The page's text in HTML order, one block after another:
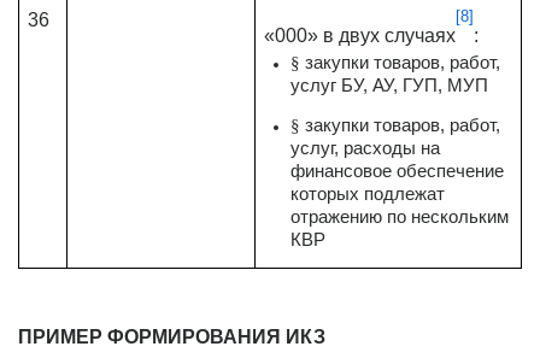
36
«000» в двух случаях
[8]
:
§закупки товаров, работ,
услуг БУ, АУ, ГУП, МУП
§закупки товаров, работ,
услуг, расходы на
финансовое обеспечение
которых подлежат
отражению по нескольким
КВР
ПРИМЕР ФОРМИРОВАНИЯ ИКЗ